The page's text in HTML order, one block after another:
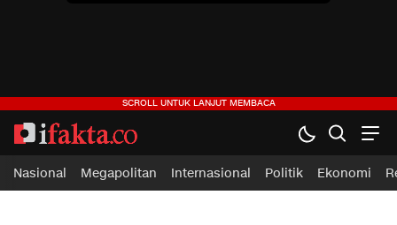
Nasional Megapolitan Internasional Politik Ekonomi